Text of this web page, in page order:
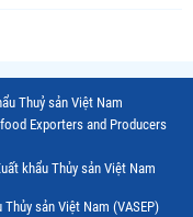
Thuỷ sản Việt Nam
Exporters and Producers
khẩu Thủy sản Việt Nam
sản Việt Nam (VASEP)